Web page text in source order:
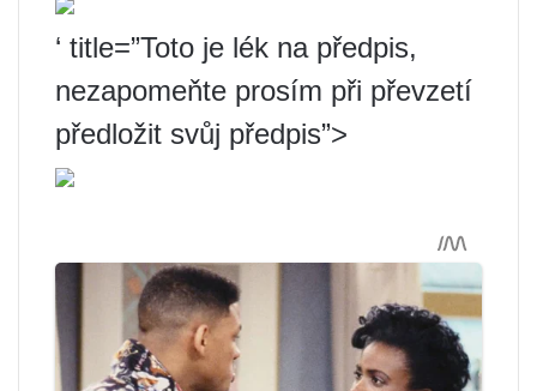
‘ title=”Toto je lék na předpis,
nezapomeňte prosím při převzetí
předložit svůj předpis”>